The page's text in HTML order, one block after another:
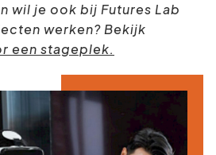
wil je ook bij Futures Lab
werken? Bekijk
een stageplek.